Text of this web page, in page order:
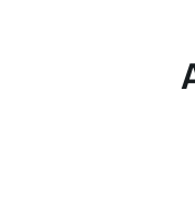
Billedet printes i den